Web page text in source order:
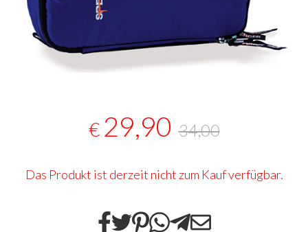
€ 29,90 34,00
Das Produkt ist derzeit nicht zum Kauf verfügbar.